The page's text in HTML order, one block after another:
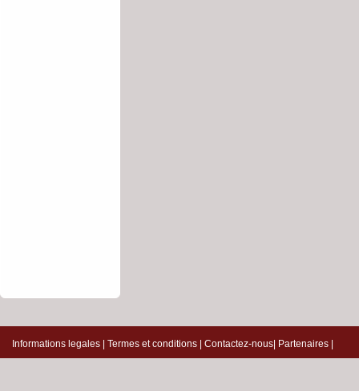
Informations legales | Termes et conditions | Contactez-nous| Partenaires |